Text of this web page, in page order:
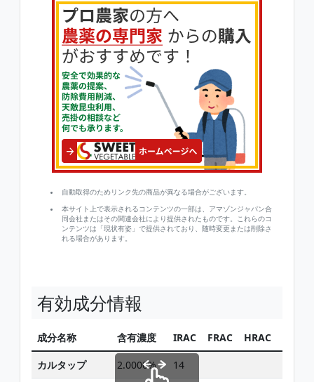
自動取得のためリンク先の商品が異なる場合がございます。
本サイト上で表示されるコンテンツの一部は、アマゾンジャパン合
同会社またはその関連会社により提供されたものです。これらのコ
ンテンツは「現状有姿」で提供されており、随時変更または削除さ
れる場合があります。
有効成分情報
成分名称 含有濃度 IRAC FRAC HRAC
カルタップ 2.0000%
14